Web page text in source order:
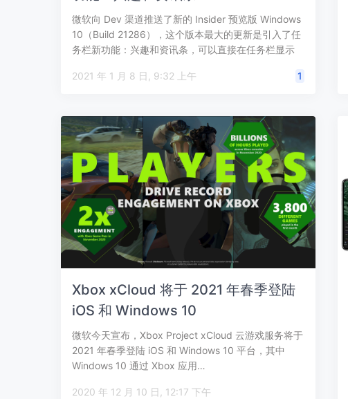
微软向 Dev 渠道推送了新的 Insider 预览版 Windows
10（Build 21286），这个版本最大的更新是引入了任
务栏新功能：兴趣和资讯条，可以直接在任务栏显示
2021 年 1 月 8 日, 9:32 上午
1
Xbox xCloud 将于 2021 年春季登陆
iOS 和 Windows 10
微软今天宣布，Xbox Project xCloud 云游戏服务将于
2021 年春季登陆 iOS 和 Windows 10 平台，其中
Windows 10 通过 Xbox 应用…
2020 年 12 月 10 日, 12:17 下午